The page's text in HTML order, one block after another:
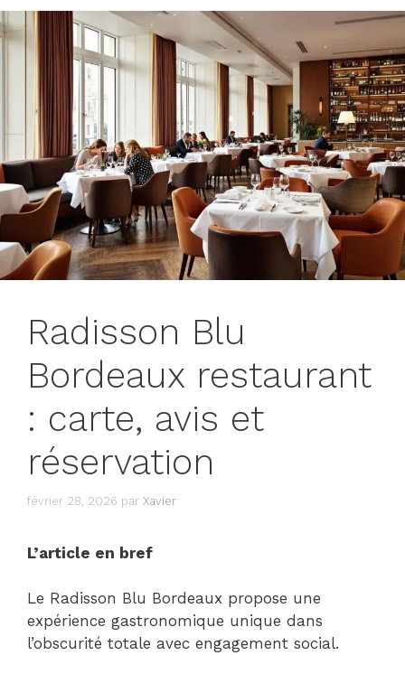
Radisson Blu
Bordeaux restaurant
: carte, avis et
réservation
février 28, 2026 par Xavier
L’article en bref
Le Radisson Blu Bordeaux propose une
expérience gastronomique unique dans
l’obscurité totale avec engagement social.